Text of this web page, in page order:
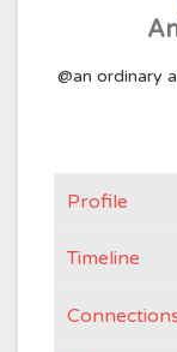
@an ordinary
Profile
Timeline